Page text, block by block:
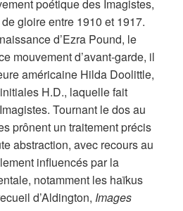
poétique des Imagistes,
gloire entre 1910 et 1917.
d’Ezra Pound, le
mouvement d’avant-garde, il
américaine Hilda Doolittle,
H.D., laquelle fait
Tournant le dos au
prônent un traitement précis
abstraction, avec recours au
influencés par la
notamment les haïkus
d’Aldington, Images